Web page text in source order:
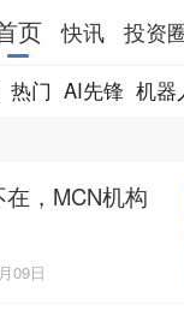
页 快讯 投资
热门 AI先锋 机器
，MCN机构
09日